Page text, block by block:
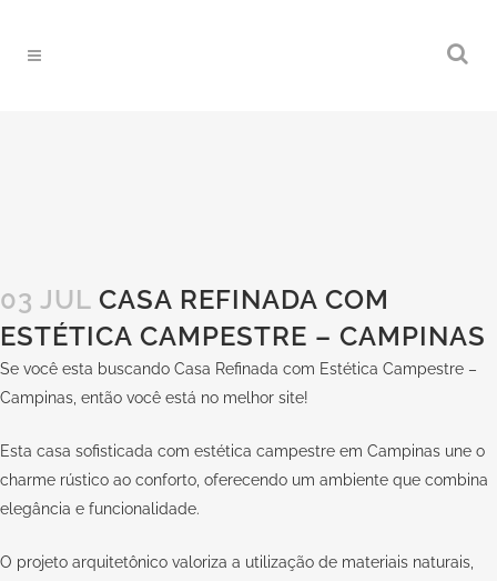
03 JUL CASA REFINADA COM
ESTÉTICA CAMPESTRE – CAMPINAS
Se você esta buscando Casa Refinada com Estética Campestre –
Campinas, então você está no melhor site!
Esta casa sofisticada com estética campestre em Campinas une o
charme rústico ao conforto, oferecendo um ambiente que combina
elegância e funcionalidade.
O projeto arquitetônico valoriza a utilização de materiais naturais,